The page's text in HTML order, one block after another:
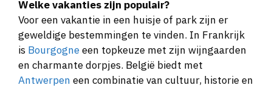
Welke vakanties zijn populair?
Voor een vakantie in een huisje of park zijn er
geweldige bestemmingen te vinden. In Frankrijk
is Bourgogneeen topkeuze met zijn wijngaarden
en charmante dorpjes. België biedt met
Antwerpen een combinatie van cultuur, historie en